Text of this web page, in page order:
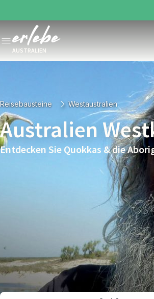
AUSTRALIEN
Reisebausteine Westaustralien
Australien
Entdecken Sie Quokkas & die